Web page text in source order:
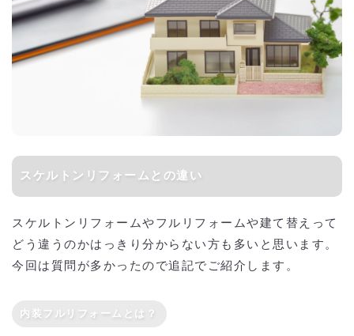
スケルトンリフォームとの違い
スケルトンリフォームやフルリフォームや建て替えって
どう違うのかはっきり分からない方も多いと思います。
今回は質問が多かったので追記でご紹介します。
内装フルリフォームとは？